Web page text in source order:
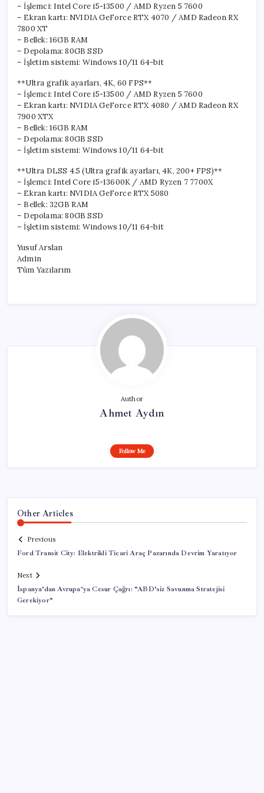
– İşlemci: Intel Core i5-13500 / AMD Ryzen 5 7600
– Ekran kartı: NVIDIA GeForce RTX 4070 / AMD Radeon RX
7800 XT
– Bellek: 16GB RAM
– Depolama: 80GB SSD
– İşletim sistemi: Windows 10/11 64-bit
**Ultra grafik ayarları, 4K, 60 FPS**
– İşlemci: Intel Core i5-13500 / AMD Ryzen 5 7600
– Ekran kartı: NVIDIA GeForce RTX 4080 / AMD Radeon RX
7900 XTX
– Bellek: 16GB RAM
– Depolama: 80GB SSD
– İşletim sistemi: Windows 10/11 64-bit
**Ultra DLSS 4.5 (Ultra grafik ayarları, 4K, 200+ FPS)**
– İşlemci: Intel Core i5-13600K / AMD Ryzen 7 7700X
– Ekran kartı: NVIDIA GeForce RTX 5080
– Bellek: 32GB RAM
– Depolama: 80GB SSD
– İşletim sistemi: Windows 10/11 64-bit
Yusuf Arslan
Admin
Tüm Yazılarım
Author
Ahmet Aydın
Follow Me
Other Articles
Previous
Ford Transit City: Elektrikli Ticari Araç Pazarında Devrim Yaratıyor
Next
İspanya’dan Avrupa’ya Cesur Çağrı: “ABD’siz Savunma Stratejisi
Gerekiyor”